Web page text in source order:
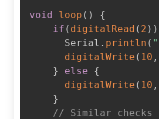
void loop ( )
if(digitalRead( 2 )
      Serial
.println (
digitalWrite (10
} else
digitalWrite (10
// Similar